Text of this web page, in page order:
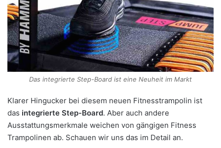
Das integrierte Step-Board ist eine Neuheit im Markt
Klarer Hingucker bei diesem neuen Fitnesstrampolin ist
das integrierte Step-Board. Aber auch andere
Ausstattungsmerkmale weichen von gängigen Fitness
Trampolinen ab. Schauen wir uns das im Detail an.